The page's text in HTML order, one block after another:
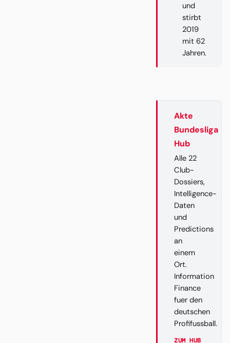
und
stirbt
2019
mit 62
Jahren.
Akte
Bundesliga
Hub
Alle 22
Club-
Dossiers,
Intelligence-
Daten
und
Predictions
an
einem
Ort.
Information
Finance
fuer den
deutschen
Profifussball.
ZUM HUB